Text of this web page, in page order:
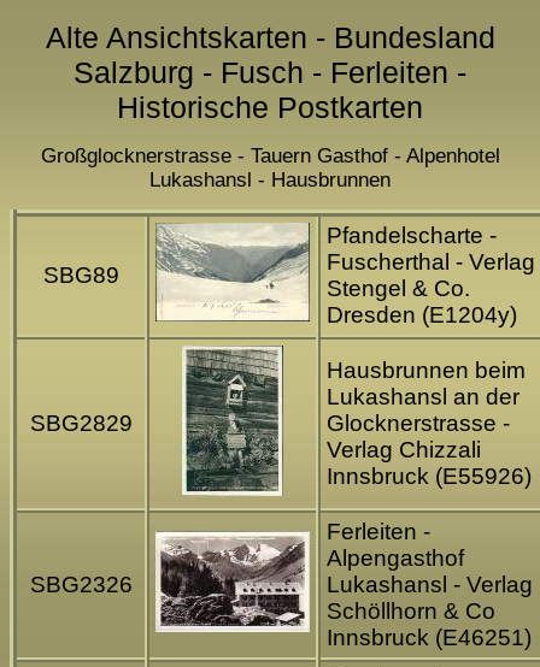
Alte Ansichtskarten - Bundesland
Salzburg - Fusch - Ferleiten -
Historische Postkarten
Großglocknerstrasse - Tauern Gasthof - Alpenhotel
Lukashansl - Hausbrunnen
SBG89
Pfandelscharte -
Fuscherthal - Verlag
Stengel & Co.
Dresden (E1204y)
SBG2829
Hausbrunnen beim
Lukashansl an der
Glocknerstrasse -
Verlag Chizzali
Innsbruck (E55926)
SBG2326
Ferleiten -
Alpengasthof
Lukashansl - Verlag
Schöllhorn & Co
Innsbruck (E46251)